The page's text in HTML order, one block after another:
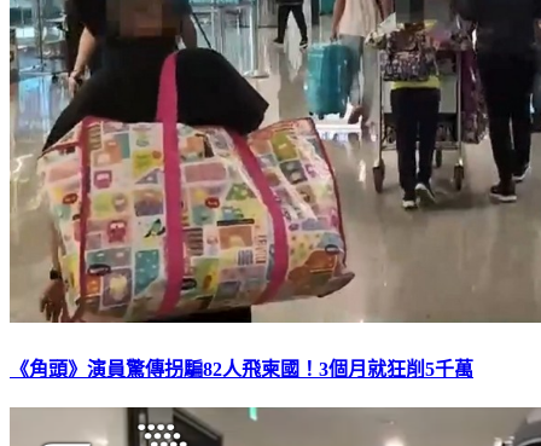
《角頭》演員驚傳拐騙82人飛柬國！3個月就狂削5千萬